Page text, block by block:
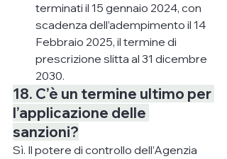
terminati il 15 gennaio 2024, con
scadenza dell’adempimento il 14
Febbraio 2025, il termine di
prescrizione slitta al 31 dicembre
2030.
18. C’è un termine ultimo per
l’applicazione delle
sanzioni?
Sì. Il potere di controllo dell’Agenzia